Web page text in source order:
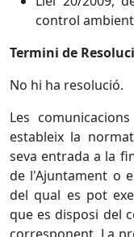
control
Termini de
No hi ha resolució.
Les
estableix la
seva entrada a la
de l'Ajuntament o
del qual es pot
que es disposi del